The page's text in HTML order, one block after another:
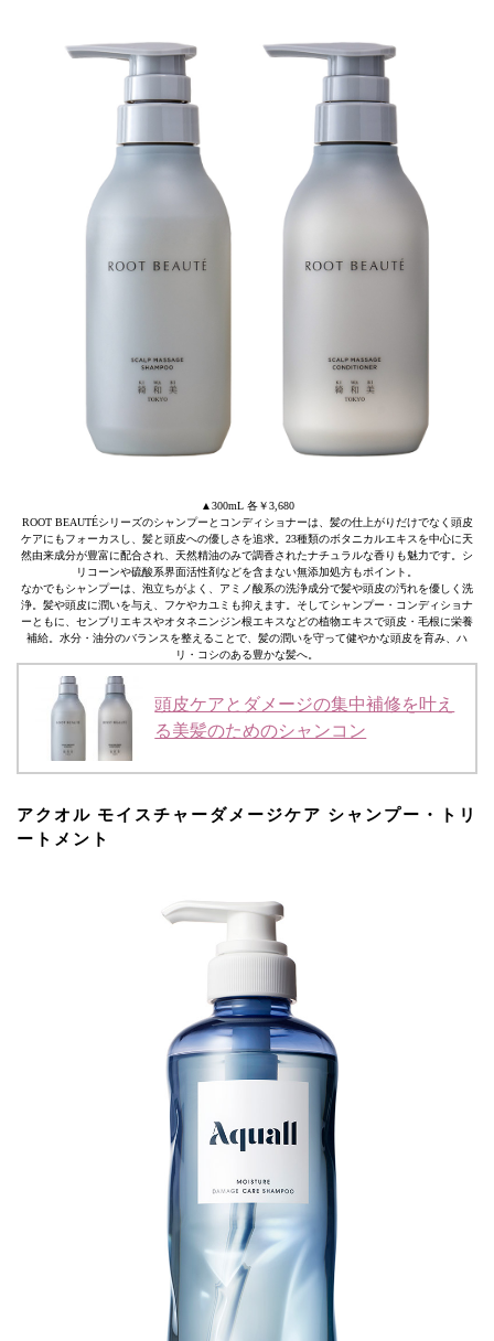
▲300mL 各￥3,680
ROOT BEAUTÉシリーズのシャンプーとコンディショナーは、髪の仕上がりだけでなく頭皮
ケアにもフォーカスし、髪と頭皮への優しさを追求。23種類のボタニカルエキスを中心に天
然由来成分が豊富に配合され、天然精油のみで調香されたナチュラルな香りも魅力です。シ
リコーンや硫酸系界面活性剤などを含まない無添加処方もポイント。
なかでもシャンプーは、泡立ちがよく、アミノ酸系の洗浄成分で髪や頭皮の汚れを優しく洗
浄。髪や頭皮に潤いを与え、フケやカユミも抑えます。そしてシャンプー・コンディショナ
ーともに、センブリエキスやオタネニンジン根エキスなどの植物エキスで頭皮・毛根に栄養
補給。水分・油分のバランスを整えることで、髪の潤いを守って健やかな頭皮を育み、ハ
リ・コシのある豊かな髪へ。
頭皮ケアとダメージの集中補修を叶え
る美髪のためのシャンコン
アクオル モイスチャーダメージケア シャンプー・トリ
ートメント